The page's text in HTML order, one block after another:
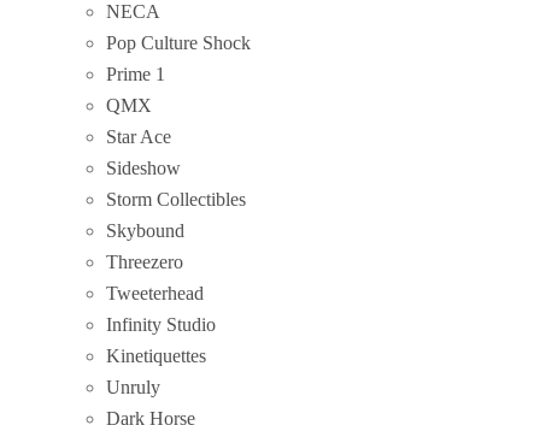
NECA
Pop Culture Shock
Prime 1
QMX
Star Ace
Sideshow
Storm Collectibles
Skybound
Threezero
Tweeterhead
Infinity Studio
Kinetiquettes
Unruly
Dark Horse